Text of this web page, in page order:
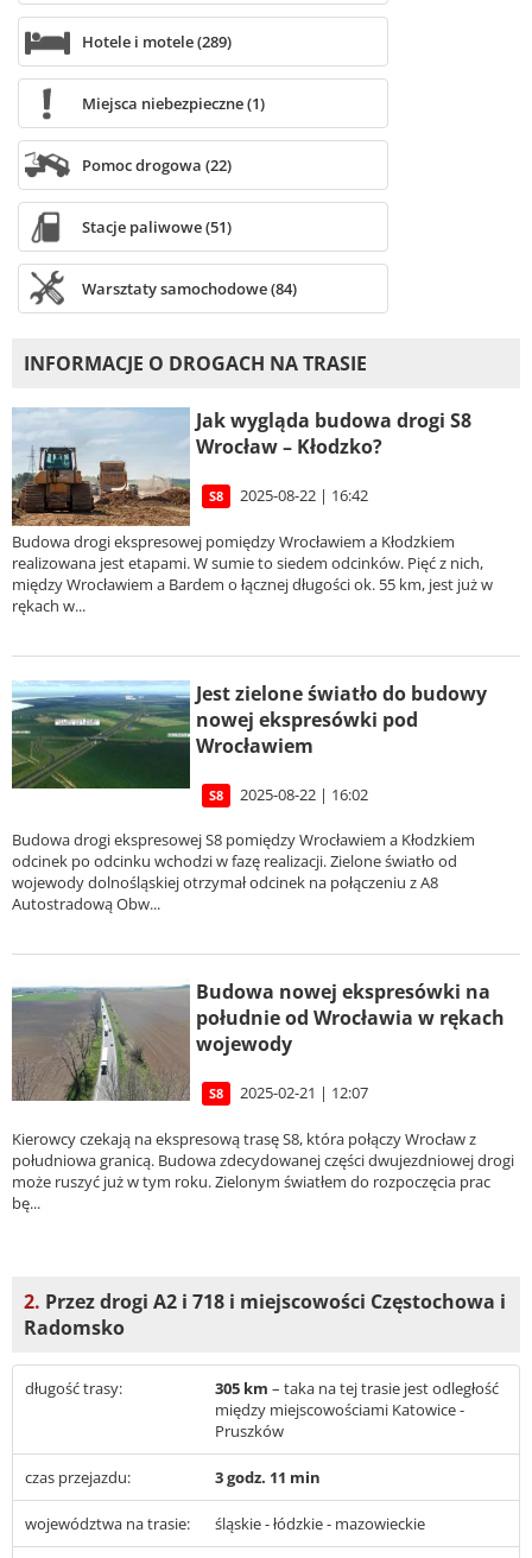
Hotele i motele (289)
Miejsca niebezpieczne (1)
Pomoc drogowa (22)
Stacje paliwowe (51)
Warsztaty samochodowe (84)
INFORMACJE O DROGACH NA TRASIE
Jak wygląda budowa drogi S8
Wrocław – Kłodzko?
S8 2025-08-22 | 16:42
Budowa drogi ekspresowej pomiędzy Wrocławiem a Kłodzkiem
realizowana jest etapami. W sumie to siedem odcinków. Pięć z nich,
między Wrocławiem a Bardem o łącznej długości ok. 55 km, jest już w
rękach w...
Jest zielone światło do budowy
nowej ekspresówki pod
Wrocławiem
S8 2025-08-22 | 16:02
Budowa drogi ekspresowej S8 pomiędzy Wrocławiem a Kłodzkiem
odcinek po odcinku wchodzi w fazę realizacji. Zielone światło od
wojewody dolnośląskiej otrzymał odcinek na połączeniu z A8
Autostradową Obw...
Budowa nowej ekspresówki na
południe od Wrocławia w rękach
wojewody
S8 2025-02-21 | 12:07
Kierowcy czekają na ekspresową trasę S8, która połączy Wrocław z
południowa granicą. Budowa zdecydowanej części dwujezdniowej drogi
może ruszyć już w tym roku. Zielonym światłem do rozpoczęcia prac
bę...
2. Przez drogi A2 i 718 i miejscowości Częstochowa i
Radomsko
długość trasy: 305 km – taka na tej trasie jest odległość
między miejscowościami Katowice -
Pruszków
czas przejazdu: 3 godz. 11 min
województwa na trasie: śląskie - łódzkie - mazowieckie